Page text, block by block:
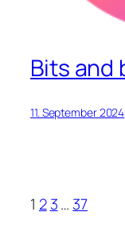
Bits and
11. September 2024
1 2 3… 37